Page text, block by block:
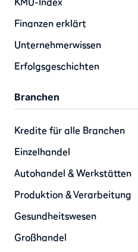
Branchen
Kredite für alle Branchen
Einzelhandel
Autohandel & Werkstätten
Produktion & Verarbeitung
Gesundheitswesen
Großhandel
Finanzen erklärt
Unternehmerwissen
Erfolgsgeschichten